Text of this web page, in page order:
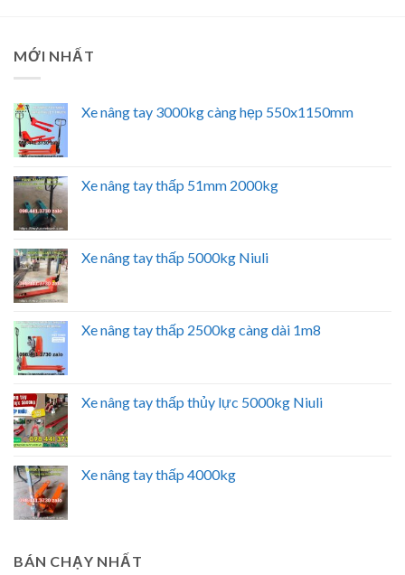
MỚI NHẤT
Xe nâng tay 3000kg càng hẹp 550x1150mm
Xe nâng tay thấp 51mm 2000kg
Xe nâng tay thấp 5000kg Niuli
Xe nâng tay thấp 2500kg càng dài 1m8
Xe nâng tay thấp thủy lực 5000kg Niuli
Xe nâng tay thấp 4000kg
BÁN CHẠY NHẤT